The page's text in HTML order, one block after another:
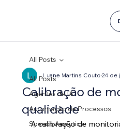
All Posts
Agentes de IA
Automação de Processos
Speech Analytics
All Posts
Calibração de
qualidade
Luane Martins Couto24 de
A calibração de